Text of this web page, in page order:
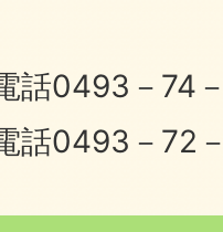
話0493－74
話0493－72